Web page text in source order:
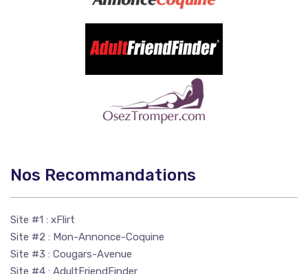
Nos Recommandations
Site #1 : xFlirt
Site #2 : Mon-Annonce-Coquine
Site #3 : Cougars-Avenue
Site #4 : AdultFriendFinder